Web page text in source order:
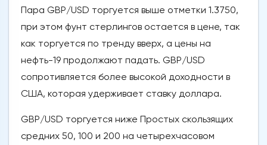
Пара GBP/USD торгуется выше отметки 1.3750,
при этом фунт стерлингов остается в цене, так
как торгуется по тренду вверх, а цены на
нефть-19 продолжают падать. GBP/USD
сопротивляется более высокой доходности в
США, которая удерживает ставку доллара.
GBP/USD торгуется ниже Простых скользящих
средних 50, 100 и 200 на четырехчасовом